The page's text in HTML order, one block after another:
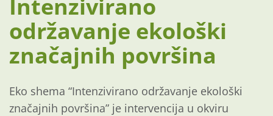
Intenzivirano
održavanje ekološki
značajnih površina
Eko shema “Intenzivirano održavanje ekološki
značajnih površina” je intervencija u okviru